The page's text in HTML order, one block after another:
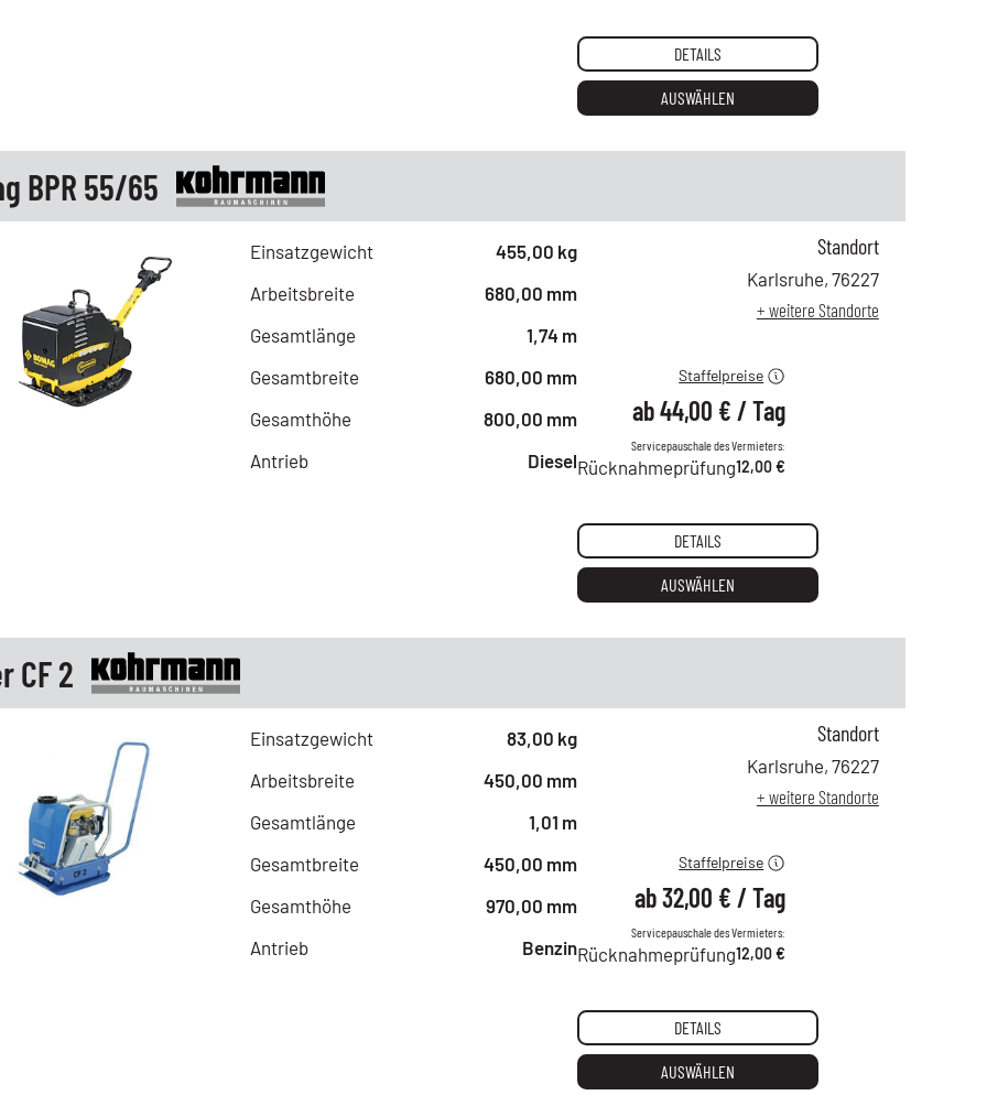
DETAILS
AUSWÄHLEN
BPR 55/65
Einsatzgewicht
455,00 kg
Arbeitsbreite
680,00 mm
Gesamtlänge
1,74 m
Gesamtbreite
680,00 mm
Gesamthöhe
800,00 mm
Antrieb
Diesel
63,00 €
ab 6 Tagen
ab 21 Tagen
Staffelpreise
ab44,00 € /Tag
Servicepauschale des Vermieters:
Rücknahmeprüfung12,00 €
Standort
Karlsruhe, 76227
+ weitere Standorte
DETAILS
AUSWÄHLEN
CF 2
Einsatzgewicht
83,00 kg
Arbeitsbreite
450,00 mm
Gesamtlänge
1,01 m
Gesamtbreite
450,00 mm
Gesamthöhe
970,00 mm
Antrieb
Benzin
45,00 €
ab 6 Tagen
Staffelpreise
ab32,00 € /Tag
Servicepauschale des Vermieters:
Rücknahmeprüfung12,00 €
Standort
Karlsruhe, 76227
+ weitere Standorte
DETAILS
AUSWÄHLEN